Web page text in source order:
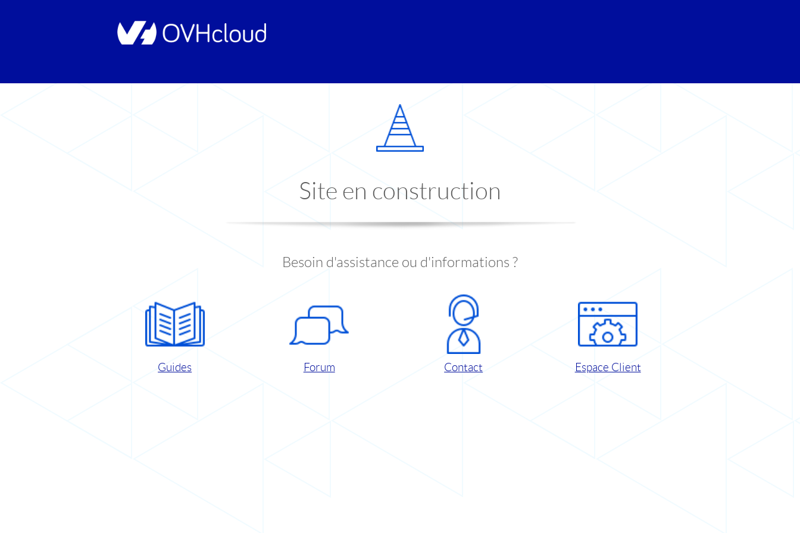
Site en construction
Besoin d'assistance ou d'informations ?
Guides Forum Contact Espace Client